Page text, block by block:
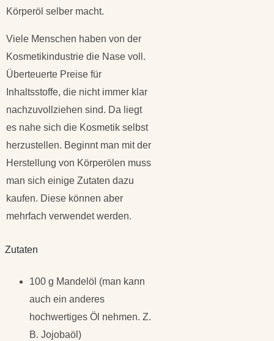
Körperöl selber macht.
Viele Menschen haben von der
Kosmetikindustrie die Nase voll.
Überteuerte Preise für
Inhaltsstoffe, die nicht immer klar
nachzuvollziehen sind. Da liegt
es nahe sich die Kosmetik selbst
herzustellen. Beginnt man mit der
Herstellung von Körperölen muss
man sich einige Zutaten dazu
kaufen. Diese können aber
mehrfach verwendet werden.
Zutaten
100 g Mandelöl (man kann
auch ein anderes
hochwertiges Öl nehmen. Z.
B. Jojobaöl)